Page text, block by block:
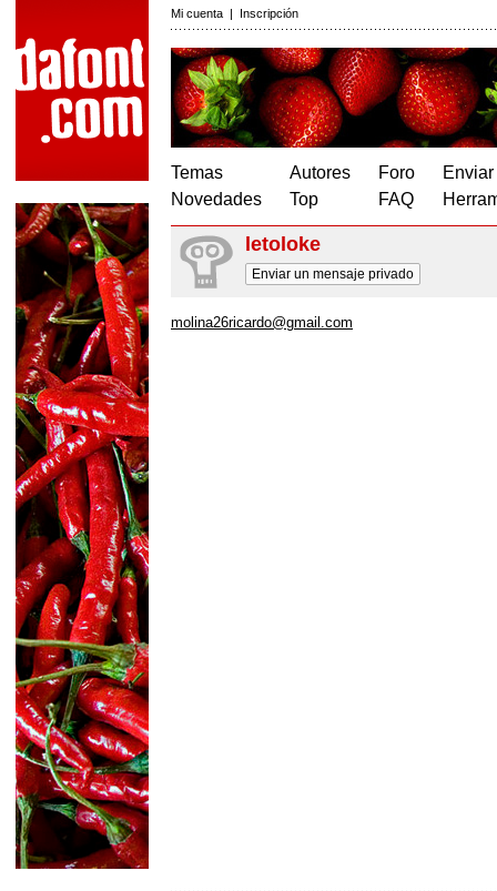
Mi cuenta | Inscripción
Temas
Novedades
Autores
Top
Foro
FAQ
letoloke
Enviar un mensaje privado
molina26ricardo@gmail.com